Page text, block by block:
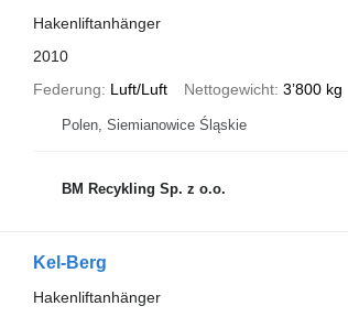
Hakenliftanhänger
2010
Federung
Luft/Luft Nettogewicht 3’800 kg
Polen, Siemianowice Śląskie
BM Recykling Sp. z o.o.
Kel-Berg
Hakenliftanhänger